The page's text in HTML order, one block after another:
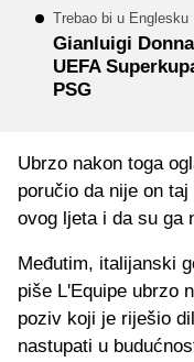
Trebao bi u Englesku
Gianluigi
UEFA
PSG
Ubrzo nakon toga
poručio da nije on
ovog ljeta i da su ga
Međutim, italijanski
piše L'Equipe ubrzo
poziv koji je riješio
nastupati u